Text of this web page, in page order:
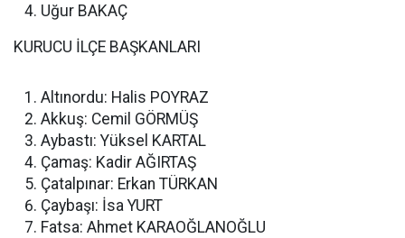
Uğur BAKAÇ
KURUCU İLÇE BAŞKANLARI
Altınordu: Halis POYRAZ
Akkuş: Cemil GÖRMÜŞ
Aybastı: Yüksel KARTAL
Çamaş: Kadir AĞIRTAŞ
Çatalpınar: Erkan TÜRKAN
Çaybaşı: İsa YURT
Fatsa: Ahmet KARAOĞLANOĞLU